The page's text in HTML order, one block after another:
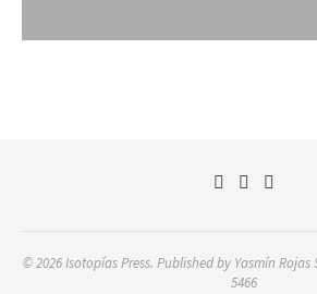
© 2026 Isotopías Press. Published by Yasmín Rojas
5466